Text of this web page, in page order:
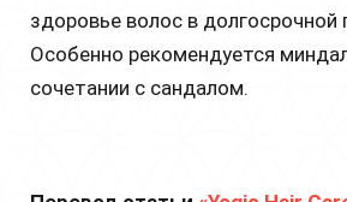
здоровье волос в долгосрочной
Особенно рекомендуется
сочетании с сандалом.